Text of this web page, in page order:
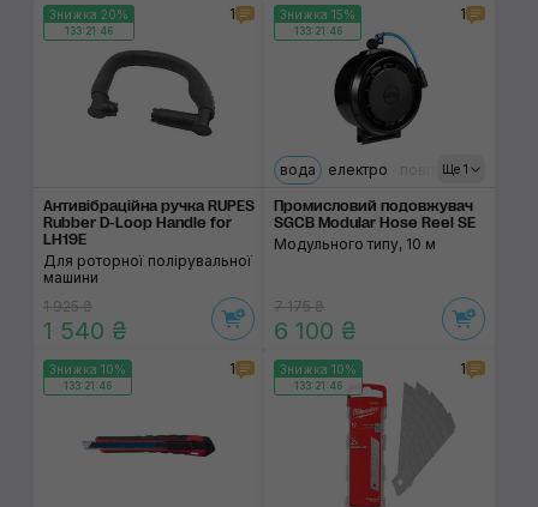
Знижка 20%
133:21:46
1
Антивібраційна ручка RUPES
Rubber D-Loop Handle for
LH19E
Для роторної полірувальної
машини
1 925 ₴
1 540 ₴
Знижка 15%
133:21:46
1
Ще 1
вода електро повітря
Промисловий подовжувач
SGCB Modular Hose Reel SE
Модульного типу, 10 м
7 175 ₴
6 100 ₴
Знижка 10%
133:21:46
1 Знижка 10%
133:21:46
1